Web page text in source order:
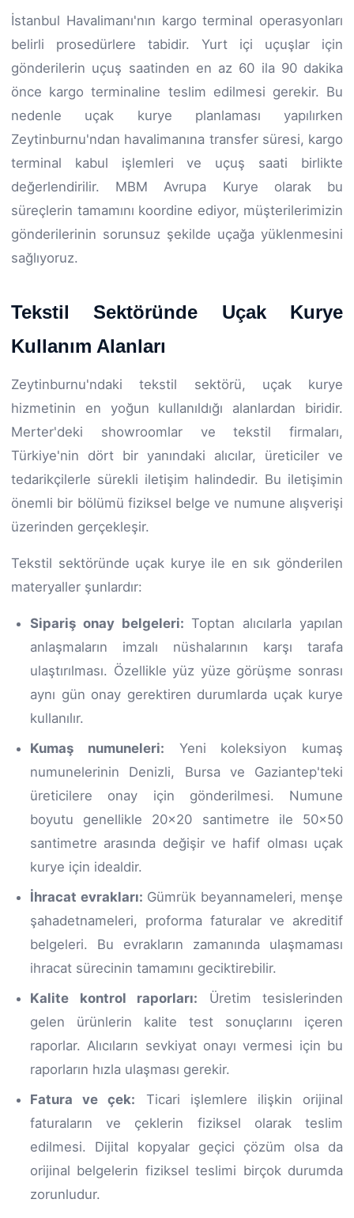
İstanbul Havalimanı'nın kargo terminal operasyonları
belirli prosedürlere tabidir. Yurt içi uçuşlar için
gönderilerin uçuş saatinden en az 60 ila 90 dakika
önce kargo terminaline teslim edilmesi gerekir. Bu
nedenle uçak kurye planlaması yapılırken
Zeytinburnu'ndan havalimanına transfer süresi, kargo
terminal kabul işlemleri ve uçuş saati birlikte
değerlendirilir. MBM Avrupa Kurye olarak bu
süreçlerin tamamını koordine ediyor, müşterilerimizin
gönderilerinin sorunsuz şekilde uçağa yüklenmesini
sağlıyoruz.
Tekstil Sektöründe Uçak Kurye
Kullanım Alanları
Zeytinburnu'ndaki tekstil sektörü, uçak kurye
hizmetinin en yoğun kullanıldığı alanlardan biridir.
Merter'deki showroomlar ve tekstil firmaları,
Türkiye'nin dört bir yanındaki alıcılar, üreticiler ve
tedarikçilerle sürekli iletişim halindedir. Bu iletişimin
önemli bir bölümü fiziksel belge ve numune alışverişi
üzerinden gerçekleşir.
Tekstil sektöründe uçak kurye ile en sık gönderilen
materyaller şunlardır:
Sipariş onay belgeleri: Toptan alıcılarla yapılan
anlaşmaların imzalı nüshalarının karşı tarafa
ulaştırılması. Özellikle yüz yüze görüşme sonrası
aynı gün onay gerektiren durumlarda uçak kurye
kullanılır.
Kumaş numuneleri: Yeni koleksiyon kumaş
numunelerinin Denizli, Bursa ve Gaziantep'teki
üreticilere onay için gönderilmesi. Numune
boyutu genellikle 20x20 santimetre ile 50x50
santimetre arasında değişir ve hafif olması uçak
kurye için idealdir.
İhracat evrakları: Gümrük beyannameleri, menşe
şahadetnameleri, proforma faturalar ve akreditif
belgeleri. Bu evrakların zamanında ulaşmaması
ihracat sürecinin tamamını geciktirebilir.
Kalite kontrol raporları: Üretim tesislerinden
gelen ürünlerin kalite test sonuçlarını içeren
raporlar. Alıcıların sevkiyat onayı vermesi için bu
raporların hızla ulaşması gerekir.
Fatura ve çek: Ticari işlemlere ilişkin orijinal
faturaların ve çeklerin fiziksel olarak teslim
edilmesi. Dijital kopyalar geçici çözüm olsa da
orijinal belgelerin fiziksel teslimi birçok durumda
zorunludur.